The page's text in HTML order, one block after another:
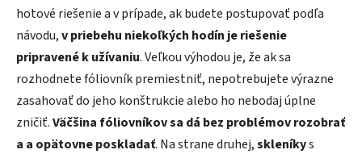
hotové riešenie a v prípade, ak budete postupovať podľa
návodu,v priebehu niekoľkých hodín je riešenie
pripravené k užívaniu. Veľkou výhodou je, že ak sa
rozhodnete fóliovník premiestniť, nepotrebujete výrazne
zasahovať do jeho konštrukcie alebo ho nebodaj úplne
zničiť.Väčšina fóliovníkov sa dá bez problémov rozobrať
a a opätovne poskladať. Na strane druhej,skleníkys